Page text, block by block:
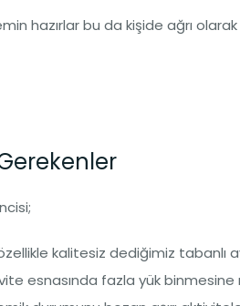
hazırlar bu da kişide ağrı
Gerekenler
kalitesiz dediğimiz tabanlı
esnasında fazla yük